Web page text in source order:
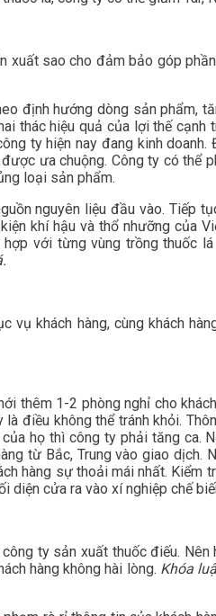
xuất sao cho đảm bảo góp
định hướng dòng sản phẩm,
thác hiệu quả của lợi thế
ty hiện nay đang kinh
ưa chuộng. Công ty có thể
loại sản phẩm.
nguyên liệu đầu vào. Tiếp
khí hậu và thổ nhưỡng của
với từng vùng trồng thuốc
khách hàng, cùng khách
thêm 1-2 phòng nghỉ cho
điều không thể tránh khỏi.
họ thì công ty phải tăng ca.
từ Bắc, Trung vào giao dịch.
hàng sự thoải mái nhất. Kiểm
cửa ra vào xí nghiệp chế
ty sản xuất thuốc điếu.
hàng không hài lòng. Khóa